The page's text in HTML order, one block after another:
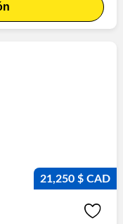
21,250 $ CAD